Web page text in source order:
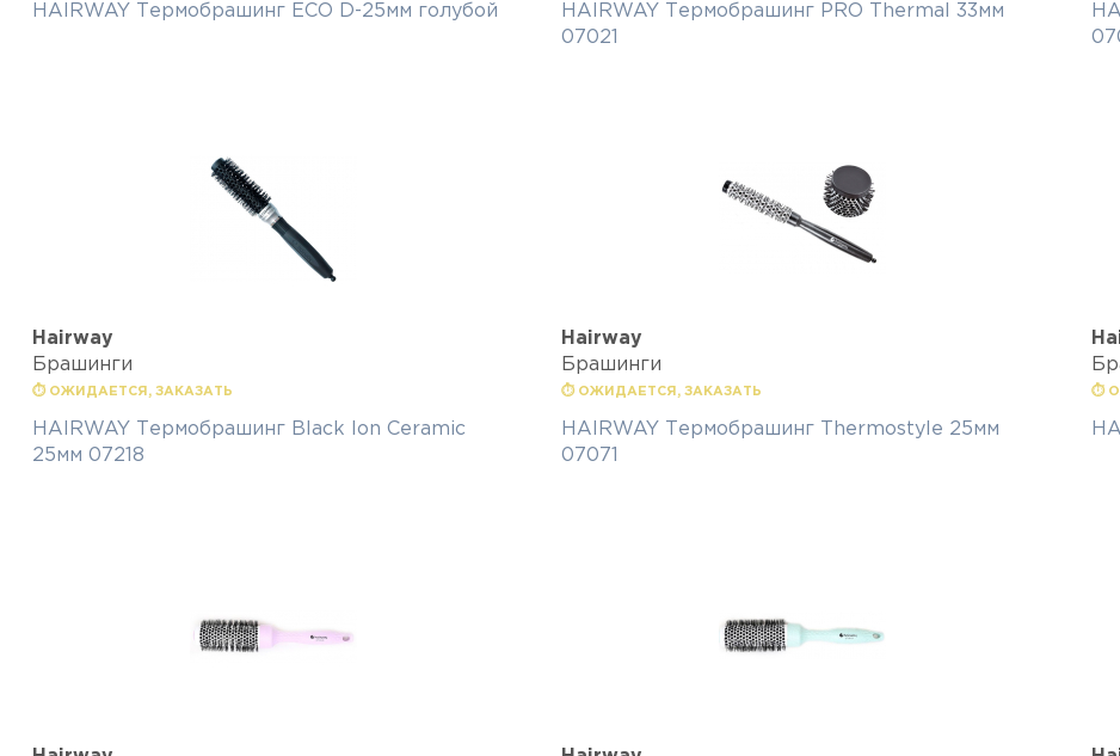
HAIRWAY Термобрашинг ECO D-25мм голубой
HAIRWAY Термобрашинг PRO Thermal 33мм
07021
Hairway
Брашинги
⏱ ОЖИДАЕТСЯ, ЗАКАЗАТЬ
HAIRWAY Термобрашинг Black Ion Ceramic
25мм 07218
Hairway
Брашинги
⏱ ОЖИДАЕТСЯ, ЗАКАЗАТЬ
HAIRWAY Термобрашинг Thermostyle 25мм
07071
⏱